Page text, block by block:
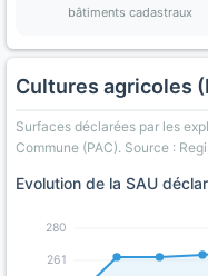
bâtiments cadastraux
Cultures agricoles
Surfaces déclarées par les
Commune (PAC). Source :
Evolution de la SAU
261
280